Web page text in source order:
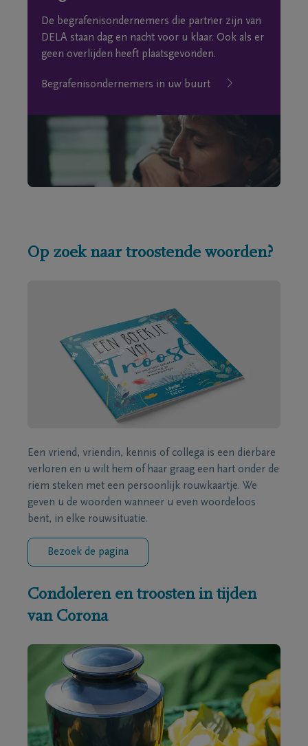
De begrafenisondernemers die partner zijn van
DELA staan dag en nacht voor u klaar. Ook als er
geen overlijden heeft plaatsgevonden.
Begrafenisondernemers in uw buurt
Op zoek naar troostende woorden?
Een vriend, vriendin, kennis of collega is een dierbare
verloren en u wilt hem of haar graag een hart onder de
riem steken met een persoonlijk rouwkaartje. We
geven u de woorden wanneer u even woordeloos
bent, in elke rouwsituatie.
Bezoek de pagina
Condoleren en troosten in tijden
van Corona